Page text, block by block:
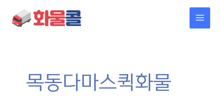
건너뛰기
목동다마스퀵화물